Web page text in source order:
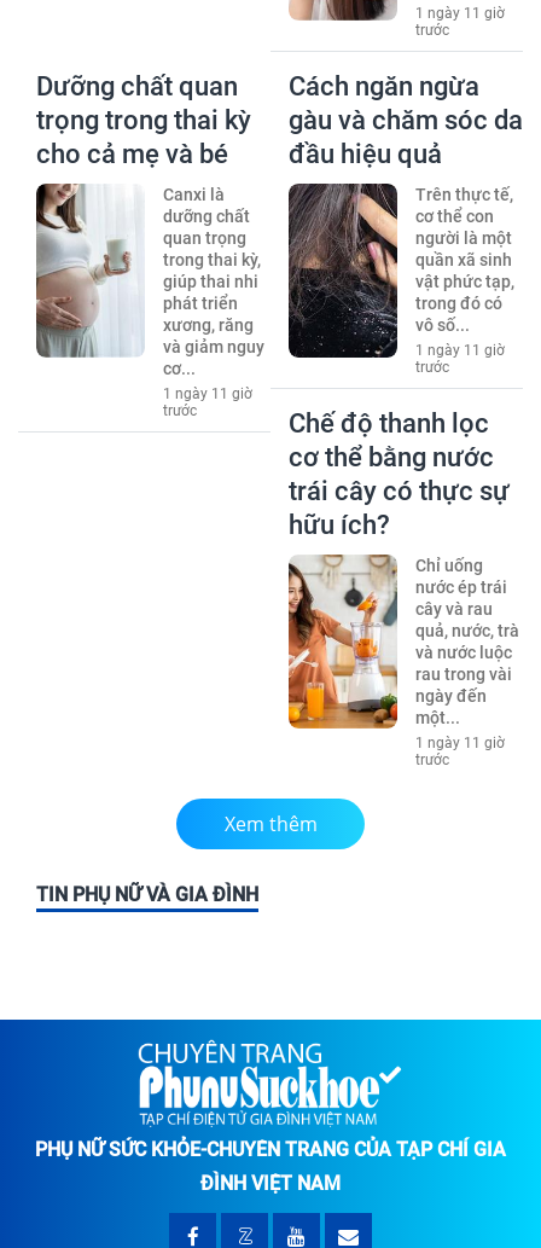
1 ngày 11 giờ
trước
Dưỡng chất quan
trọng trong thai kỳ
cho cả mẹ và bé
Canxi là
dưỡng chất
quan trọng
trong thai kỳ,
giúp thai nhi
phát triển
xương, răng
và giảm nguy
cơ...
1 ngày 11 giờ
trước
Cách ngăn ngừa
gàu và chăm sóc da
đầu hiệu quả
Trên thực tế,
cơ thể con
người là một
quần xã sinh
vật phức tạp,
trong đó có
vô số...
1 ngày 11 giờ
trước
Chế độ thanh lọc
cơ thể bằng nước
trái cây có thực sự
hữu ích?
Chỉ uống
nước ép trái
cây và rau
quả, nước, trà
và nước luộc
rau trong vài
ngày đến
một...
1 ngày 11 giờ
trước
Xem thêm
TIN PHỤ NỮ VÀ GIA ĐÌNH
PHỤ NỮ SỨC KHỎE-CHUYÊN TRANG CỦA TẠP CHÍ GIA
ĐÌNH VIỆT NAM